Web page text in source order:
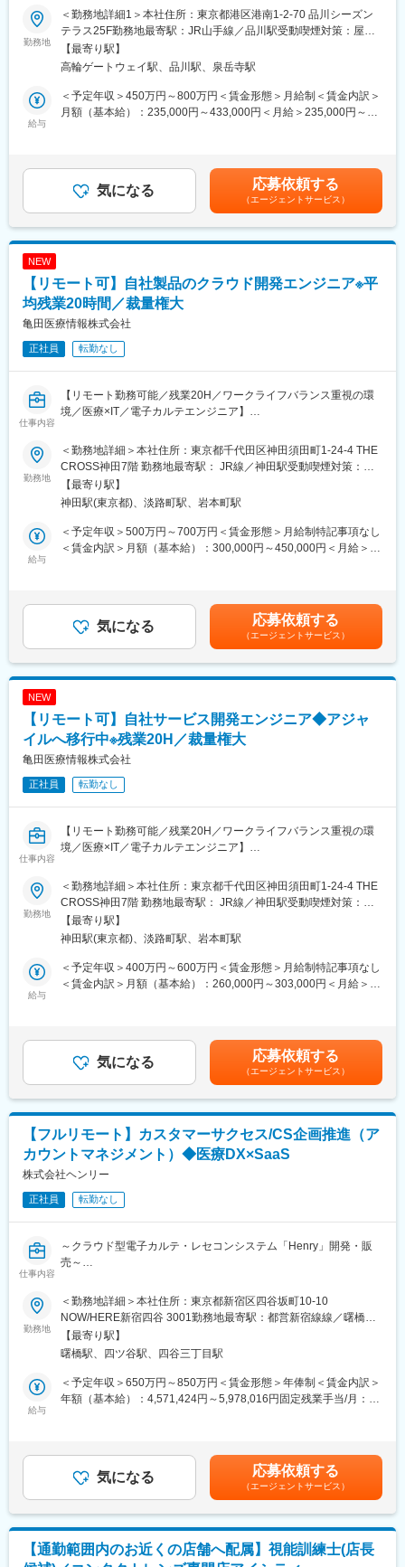
年急成長を遂げています。
◇現在では病院内での使用から病院間の地域連携（地域医療）
等、将来へ向けた新たな展開が始まっており、医用システム業界
が担う役割は今後ますます大きくなっていくと考えられます。
◇当社で働くことで、医用システムを通じて社会に貢献している
という充実感や誇りを感じられることが魅力です。日々求められ
る変化に対し、企業としても、個人としても成長していくことが
変更の範囲：会社の定める業務
■業務概要：
当社が新規事業として取り組んでいるデータ利活用事業に関わる
開発業務を担当頂きます。
全国の医療機関から収集される大規模医療データの基盤開発をお
任せします。AWS・GCP環境でのETL開発やデータ分析基盤、可
視化アプリケーション開発など、医療DXを支える新規事業の中核
ポジションです。
ます。
所属となる新規事業開発本部では、AIやPHRアプリ、データ利活
用など多くの新規事業を担当しています。
■働き方：
勤務形態は出社、リモートを柔軟に組み合わせて利用可能です。
■当社の特徴：
◇東証プライム市場に上場する「テクマトリックス株式会社」医
報管理システム（RIS）等の医用システムの開発から運営までを手
がけています。特に医用画像診断支援システム（PACS）は、医療
◇また、医療現場に貢献したいという当社の思いは、日本国内だ
けに留まらず、既に、シンガポールとタイに駐在所を置き、現地
の病院にアプローチを始めています。医用システム業界はここ数
年急成長を遂げています。
◇現在では病院内での使用から病院間の地域連携（地域医療）
等、将来へ向けた新たな展開が始まっており、医用システム業界
が担う役割は今後ますます大きくなっていくと考えられます。
患者や医療従事者のためになることへ繋がっていくと当社では考
えています。
勤務地
＜勤務地詳細1＞本社住所：東京都港区港南1-2-70 品川シーズン
テラス25F勤務地最寄駅：JR山手線／品川駅受動喫煙対策：屋内
喫煙可能場所あり＜勤務地詳細2＞全国（ご自宅からのフルリモー
ト中心）住所：全国各地 受動喫煙対策：敷地内全面禁煙変更の範
【最寄り駅】
高輪ゲートウェイ駅、品川駅、泉岳寺駅
給与
＜予定年収＞450万円～800万円＜賃金形態＞月給制＜賃金内訳＞
月額（基本給）：235,000円～433,000円＜月給＞235,000円～
年2回※基準額：約4.1ヶ月分/年（業績により変動あり）賃金はあ
くまでも目安の金額であり、選考を通じて上下する可能性があり
ます。月給(月額)は固定手当を含めた表記です。
気になる 応募依頼する
（エージェントサービス）
NEW
【リモート可】自社製品のクラウド開発エンジニア※平
均残業20時間／裁量権大
亀田医療情報株式会社
正社員 転勤なし
仕事内容
【リモート勤務可能／残業20H／ワークライフバランス重視の環
境／医療×IT／電子カルテエンジニア】
■概要／採用背景：
当社のメインプロダクトである電子カルテシステムのクラウド版
の提供がスタートし、クリニックや病院などの医療施設に導入が
進んでいます。継続的な新規導入に加え、より利便性を高めクラ
イアントの業務改善に寄与していくために新たにエンジニアを募
集いたします。
■職務内容：
も、どこでもカルテを確認が出来るように各種デバイスから確認
を出来るようにPJを発足いたしました。
ェイスアプリケーションの開発、障害発生時の調査
・クラウドカルテと院内部門システムを連携するサービスやAPI群
の開発
■ミッション：自社開発サービスの電子カルテをとりまく、医療機
■組織：東京麹町本社メンバー、大阪オフィスメンバーなど拠点を
■業務イメージ：
Slack・GoogleWorkspace・Notionなどをコミュニケーションツ
ールとして活用し随時情報を共有し開発を進めていただきます。
■夜間勤務：
・定期メンテナンスなどで月に1-2回、30分から60分程度
・バックエンド・フロントエンド：C#
・IDE：Visual Studio VS Code
・コミュニケーションツール：Slack、Google Meet
変更の範囲：会社の定める業務
勤務地
＜勤務地詳細＞本社住所：東京都千代田区神田須田町1-24-4 THE
CROSS神田7階 勤務地最寄駅： JR線／神田駅受動喫煙対策：屋
内全面禁煙変更の範囲：会社の定める事業所（リモートワーク含
む）
【最寄り駅】
神田駅(東京都)、淡路町駅、岩本町駅
給与
＜予定年収＞500万円～700万円＜賃金形態＞月給制特記事項なし
＜賃金内訳＞月額（基本給）：300,000円～450,000円＜月給＞
までも目安の金額であり、選考を通じて上下する可能性がありま
す。月給(月額)は固定手当を含めた表記です。
気になる 応募依頼する
（エージェントサービス）
NEW
【リモート可】自社サービス開発エンジニア◆アジャ
イルへ移行中※残業20H／裁量権大
亀田医療情報株式会社
正社員 転勤なし
仕事内容
【リモート勤務可能／残業20H／ワークライフバランス重視の環
境／医療×IT／電子カルテエンジニア】
■業務概要：
当社メインプロダクトである電子カルテシステムのクラウド版の
提供がスタートし、クリニックや病院などの医療施設に導入が進
んでいます。本ポジションでは自社電子カルテシステムの開発エ
ンジニアを募集しています。
■業務詳細：
オンプレ環境で提供しているWEB型電子カルテシステムの開発を
Azureを始めクラウド基盤を活用するSaaS・WebAPIの開発に携
わっていただきます。
・課題管理など：JIRA、Bitbucket
・コミュニケーションツール：Slack、Google Meet
本ポジションはリモート（在宅勤務）で就業可能です。ご自宅で
の業務が可能ですので全国どこに居住されても問題ありません。※
■研修：
きます。研修期間はスキルや経験に応じて1週間から1か月程度を
想定しております。
■特徴：
ルテ「blanc(ブラン)」がサービスローンチされました。クラウド
ネイティブのサービスローンチ直後にジョインいただくことにな
っては、ユーザーやお客様とのヒアリングや折衝、要件定義など
の上流工程からシステム開発に携わることもできます。
■夜間勤務：
・定期メンテナンスなどで月に1-2回、30分から60分程度
※ご入社後は経験やスキルに応じてお任せしていく予定（半年前後
想定）
勤務地
＜勤務地詳細＞本社住所：東京都千代田区神田須田町1-24-4 THE
CROSS神田7階 勤務地最寄駅： JR線／神田駅受動喫煙対策：屋
内全面禁煙変更の範囲：会社の定める事業所（リモートワーク含
む）
【最寄り駅】
神田駅(東京都)、淡路町駅、岩本町駅
給与
＜予定年収＞400万円～600万円＜賃金形態＞月給制特記事項なし
＜賃金内訳＞月額（基本給）：260,000円～303,000円＜月給＞
収32歳：500万円43歳：680万円（管理職）賃金はあくまでも目
安の金額であり、選考を通じて上下する可能性があります。月給
(月額)は固定手当を含めた表記です。
気になる 応募依頼する
（エージェントサービス）
【フルリモート】カスタマーサクセス/CS企画推進（ア
カウントマネジメント）◆医療DX×SaaS
株式会社ヘンリー
正社員 転勤なし
仕事内容
～クラウド型電子カルテ・レセコンシステム「Henry」開発・販
売～
【募集背景】
「Henry」はリリースから3年が経ち、新規契約が着実に積み上が
るなかで、導入を終えた顧客群が急速に拡大しています。次のフ
ェーズで重要になるのが、これらの既存顧客に新機能を継続的に
届け、現場で"使える状態"まで定着させていくことです。 そこで
今回、機能の提供設計と実行体制を強化するため、本ポジション
の募集を開始しました。
です。提供戦略の設計から関係者との合意形成、定着支援、フィ
ードバックの開発還元までを担い、加えてカスタマーサクセスが
中長期で機能し続ける仕組みづくりと担当顧客との関係性改善も
・既存顧客への提供戦略を設計する（先行提供・段階展開・対象
勤務地
＜勤務地詳細＞本社住所：東京都新宿区四谷坂町10-10
NOW/HERE新宿四谷 3001勤務地最寄駅：都営新宿線線／曙橋駅
受動喫煙対策：敷地内全面禁煙変更の範囲：会社の定める事業所
（リモートワーク含む）
【最寄り駅】
曙橋駅、四ツ谷駅、四谷三丁目駅
給与
＜予定年収＞650万円～850万円＜賃金形態＞年俸制＜賃金内訳＞
年額（基本給）：4,571,424円～5,978,016円固定残業手当/月：
給与補足＞※面談を通じてスキル等をもとに決定します。賃金はあ
くまでも目安の金額であり、選考を通じて上下する可能性があり
ます。月給(月額)は固定手当を含めた表記です。
気になる 応募依頼する
（エージェントサービス）
【通勤範囲内のお近くの店舗へ配属】視能訓練士(店長